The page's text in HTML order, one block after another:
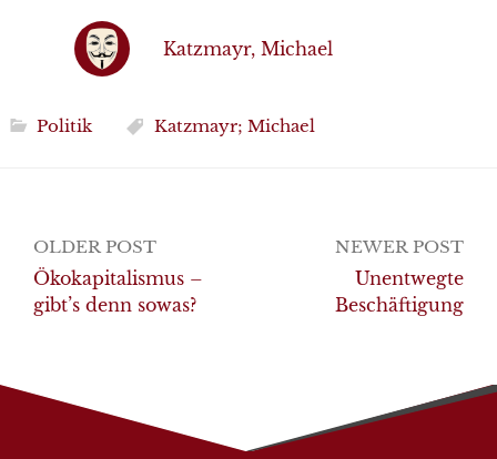
Katzmayr, Michael
Politik Katzmayr; Michael
Post
navigation
OLDER POST
Ökokapitalismus –
gibt’s denn sowas?
NEWER POST
Unentwegte
Beschäftigung